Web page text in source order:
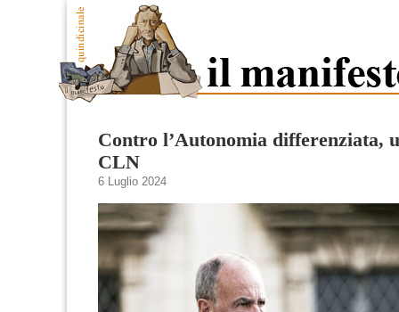
Contro l’Autonomia differenziata,
CLN
6 Luglio 2024